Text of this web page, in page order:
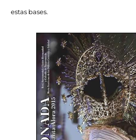
estas bases.